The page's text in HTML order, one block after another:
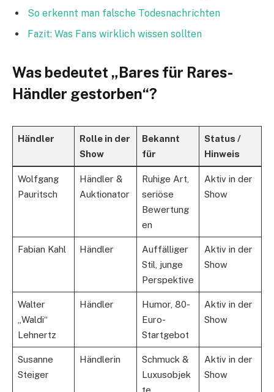
So erkennt man falsche Todesnachrichten
Fazit: Was Fans wirklich wissen sollten
Was bedeutet „Bares für Rares-
Händler gestorben“?
Händler
Rolle in der
Show
Bekannt
für
Status /
Hinweis
Wolfgang
Pauritsch
Händler &
Auktionator
Ruhige Art,
seriöse
Bewertung
en
Aktiv in der
Show
Fabian Kahl Händler
Auffälliger
Stil, junge
Perspektive
Aktiv in der
Show
Walter
„Waldi“
Lehnertz
Händler
Humor, 80-
Euro-
Startgebot
Aktiv in der
Show
Susanne
Steiger
Händlerin
Schmuck &
Luxusobjek
Aktiv in der
Show